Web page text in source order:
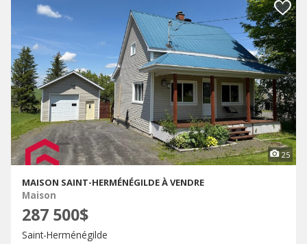
25
MAISON SAINT-HERMÉNÉGILDE À VENDRE
Maison
287 500$
Saint-Herménégilde